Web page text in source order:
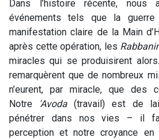
Dans l’histoire récente,
événements tels que la
manifestation claire de la Main
après cette opération, les
miracles qui se produisirent
remarquèrent que de nombreux
n’eurent, par miracle, que des
Notre 'Avoda (travail) est de
pénétrer dans nos vies – il
perception et notre croyance en